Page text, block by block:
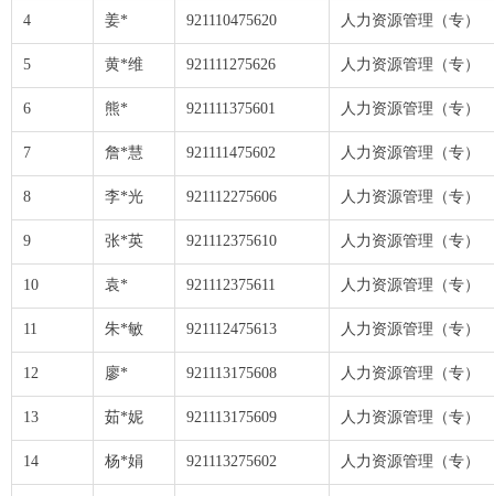
4 姜* 921110475620 人力资源管理（专）
5 黄*维 921111275626 人力资源管理（专）
6 熊* 921111375601 人力资源管理（专）
7 詹*慧 921111475602 人力资源管理（专）
8 李*光 921112275606 人力资源管理（专）
9 张*英 921112375610 人力资源管理（专）
10 袁* 921112375611 人力资源管理（专）
11 朱*敏 921112475613 人力资源管理（专）
12 廖* 921113175608 人力资源管理（专）
13 茹*妮 921113175609 人力资源管理（专）
14 杨*娟 921113275602 人力资源管理（专）